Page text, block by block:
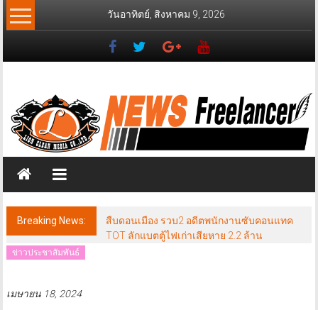
Skip
to
วันอาทิตย์, สิงหาคม 9, 2026
News
Freelancer
วส์
ฟรี
แลน
เซอร์
Breaking News:
สืบดอนเมือง รวบ2 อดีตพนักงานซับคอนแทค
TOT ลักแบตตู้ไฟเก่าเสียหาย 2.2 ล้าน
ข่าวประชาสัมพันธ์
เมษายน 18, 2024